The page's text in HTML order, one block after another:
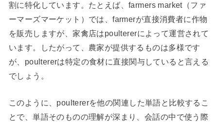
割に特化しています。たとえば、farmers market（ファ
ーマーズマーケット）では、farmerが直接消費者に作物
を販売しますが、家禽店はpoultererによって運営されて
います。したがって、農家が提供するものは多様です
が、poultererは特定の食材に直接関与していると言える
でしょう。
このように、poultererを他の関連した単語と比較するこ
とで、単語そのものの理解が深まり、会話の中で使う際